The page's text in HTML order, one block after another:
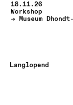
18.11.26
Workshop
Museum
Langlopend